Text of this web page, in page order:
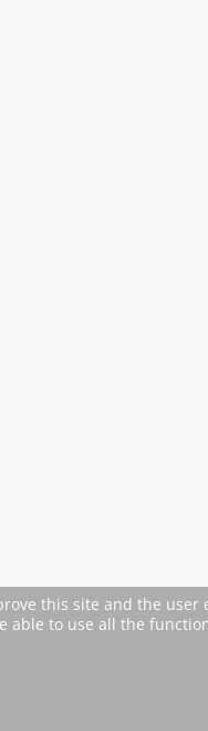
this site and the user
able to use all the